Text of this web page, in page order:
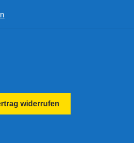
widerrufen